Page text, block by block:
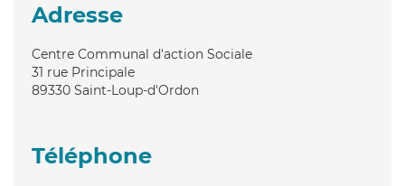
Adresse
Centre Communal d'action Sociale
31 rue Principale
89330 Saint-Loup-d'Ordon
Téléphone